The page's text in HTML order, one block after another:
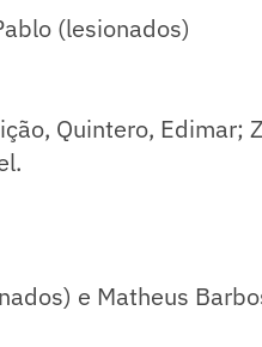
(lesionados)
Quintero, Edimar;
e Matheus